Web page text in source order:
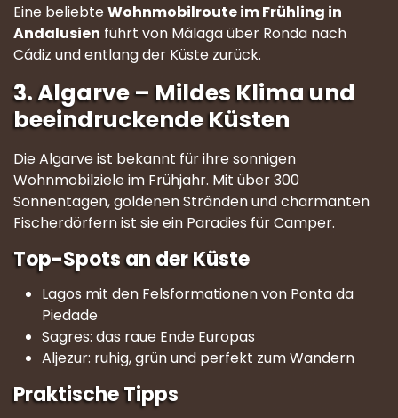
Eine beliebteWohnmobilroute im Frühling in
Andalusien führt von Málaga über Ronda nach
Cádiz und entlang der Küste zurück.
3. Algarve – Mildes Klima und
beeindruckende Küsten
Die Algarve ist bekannt für ihre sonnigen
Wohnmobilziele im Frühjahr. Mit über 300
Sonnentagen, goldenen Stränden und charmanten
Fischerdörfern ist sie ein Paradies für Camper.
Top-Spots an der Küste
Lagos mit den Felsformationen von Ponta da
Piedade
Sagres: das raue Ende Europas
Aljezur: ruhig, grün und perfekt zum Wandern
Praktische Tipps